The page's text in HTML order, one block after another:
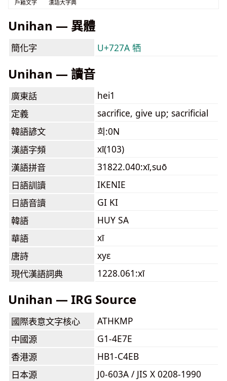
戶籍文字 漢語大字典
Unihan — 異體
簡化字 U+727A 牺
Unihan — 讀音
廣東話
hei1
定義
sacrifice, give up; sacrificial
韓語諺文
희:0N
漢語字頻
xī(103)
漢語拼音
31822.040:xī,suō
日語訓讀
IKENIE
日語音讀
GI KI
韓語
HUY SA
華語
xī
唐詩
xyɛ
現代漢語詞典
1228.061:xī
Unihan — IRG Source
國際表意文字核心
ATHKMP
中國源
G1-4E7E
香港源
HB1-C4EB
日本源
J0-603A / JIS X 0208-1990